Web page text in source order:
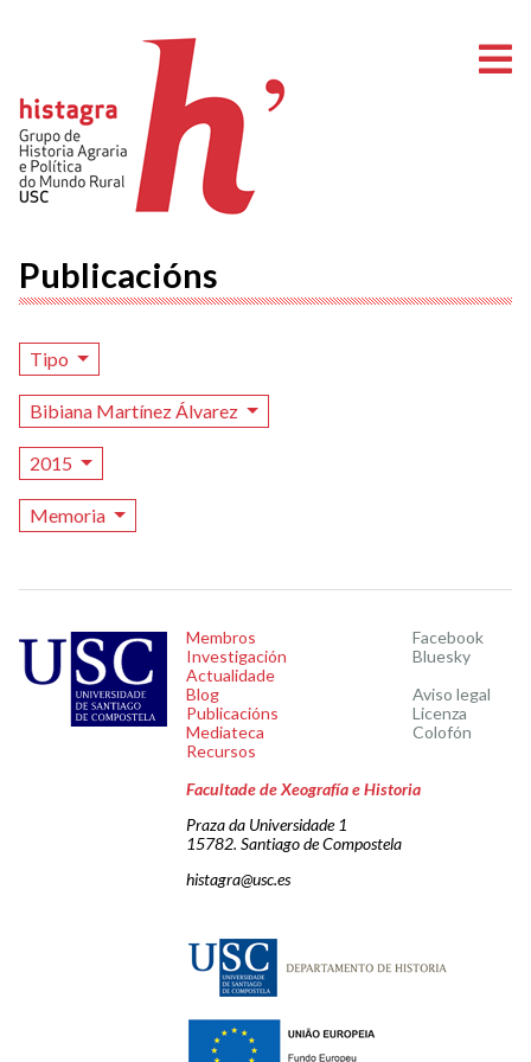
Publicacións
Tipo
Bibiana Martínez Álvarez
2015
Memoria
Membros
Investigación
Actualidade
Blog
Publicacións
Mediateca
Recursos
Facebook
Bluesky
Aviso legal
Licenza
Colofón
Facultade de Xeografía e Historia
Praza da Universidade 1
15782. Santiago de Compostela
histagra@usc.es